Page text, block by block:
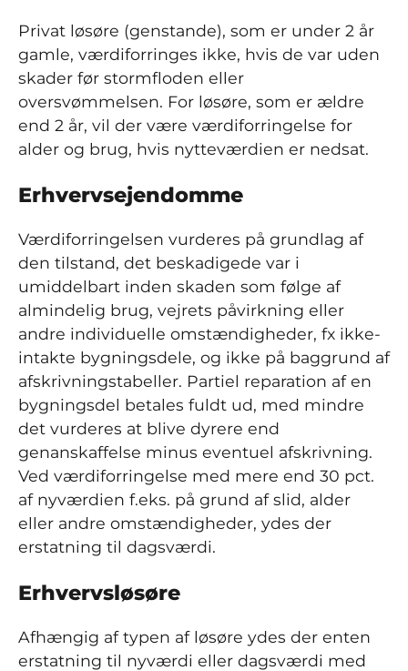
Privat løsøre (genstande), som er under 2 år
gamle, værdiforringes ikke, hvis de var uden
skader før stormfloden eller
oversvømmelsen. For løsøre, som er ældre
end 2 år, vil der være værdiforringelse for
alder og brug, hvis nytteværdien er nedsat.
Erhvervsejendomme
Værdiforringelsen vurderes på grundlag af
den tilstand, det beskadigede var i
umiddelbart inden skaden som følge af
almindelig brug, vejrets påvirkning eller
andre individuelle omstændigheder, fx ikke-
intakte bygningsdele, og ikke på baggrund af
afskrivningstabeller. Partiel reparation af en
bygningsdel betales fuldt ud, med mindre
det vurderes at blive dyrere end
genanskaffelse minus eventuel afskrivning.
Ved værdiforringelse med mere end 30 pct.
af nyværdien f.eks. på grund af slid, alder
eller andre omstændigheder, ydes der
erstatning til dagsværdi.
Erhvervsløsøre
Afhængig af typen af løsøre ydes der enten
erstatning til nyværdi eller dagsværdi med